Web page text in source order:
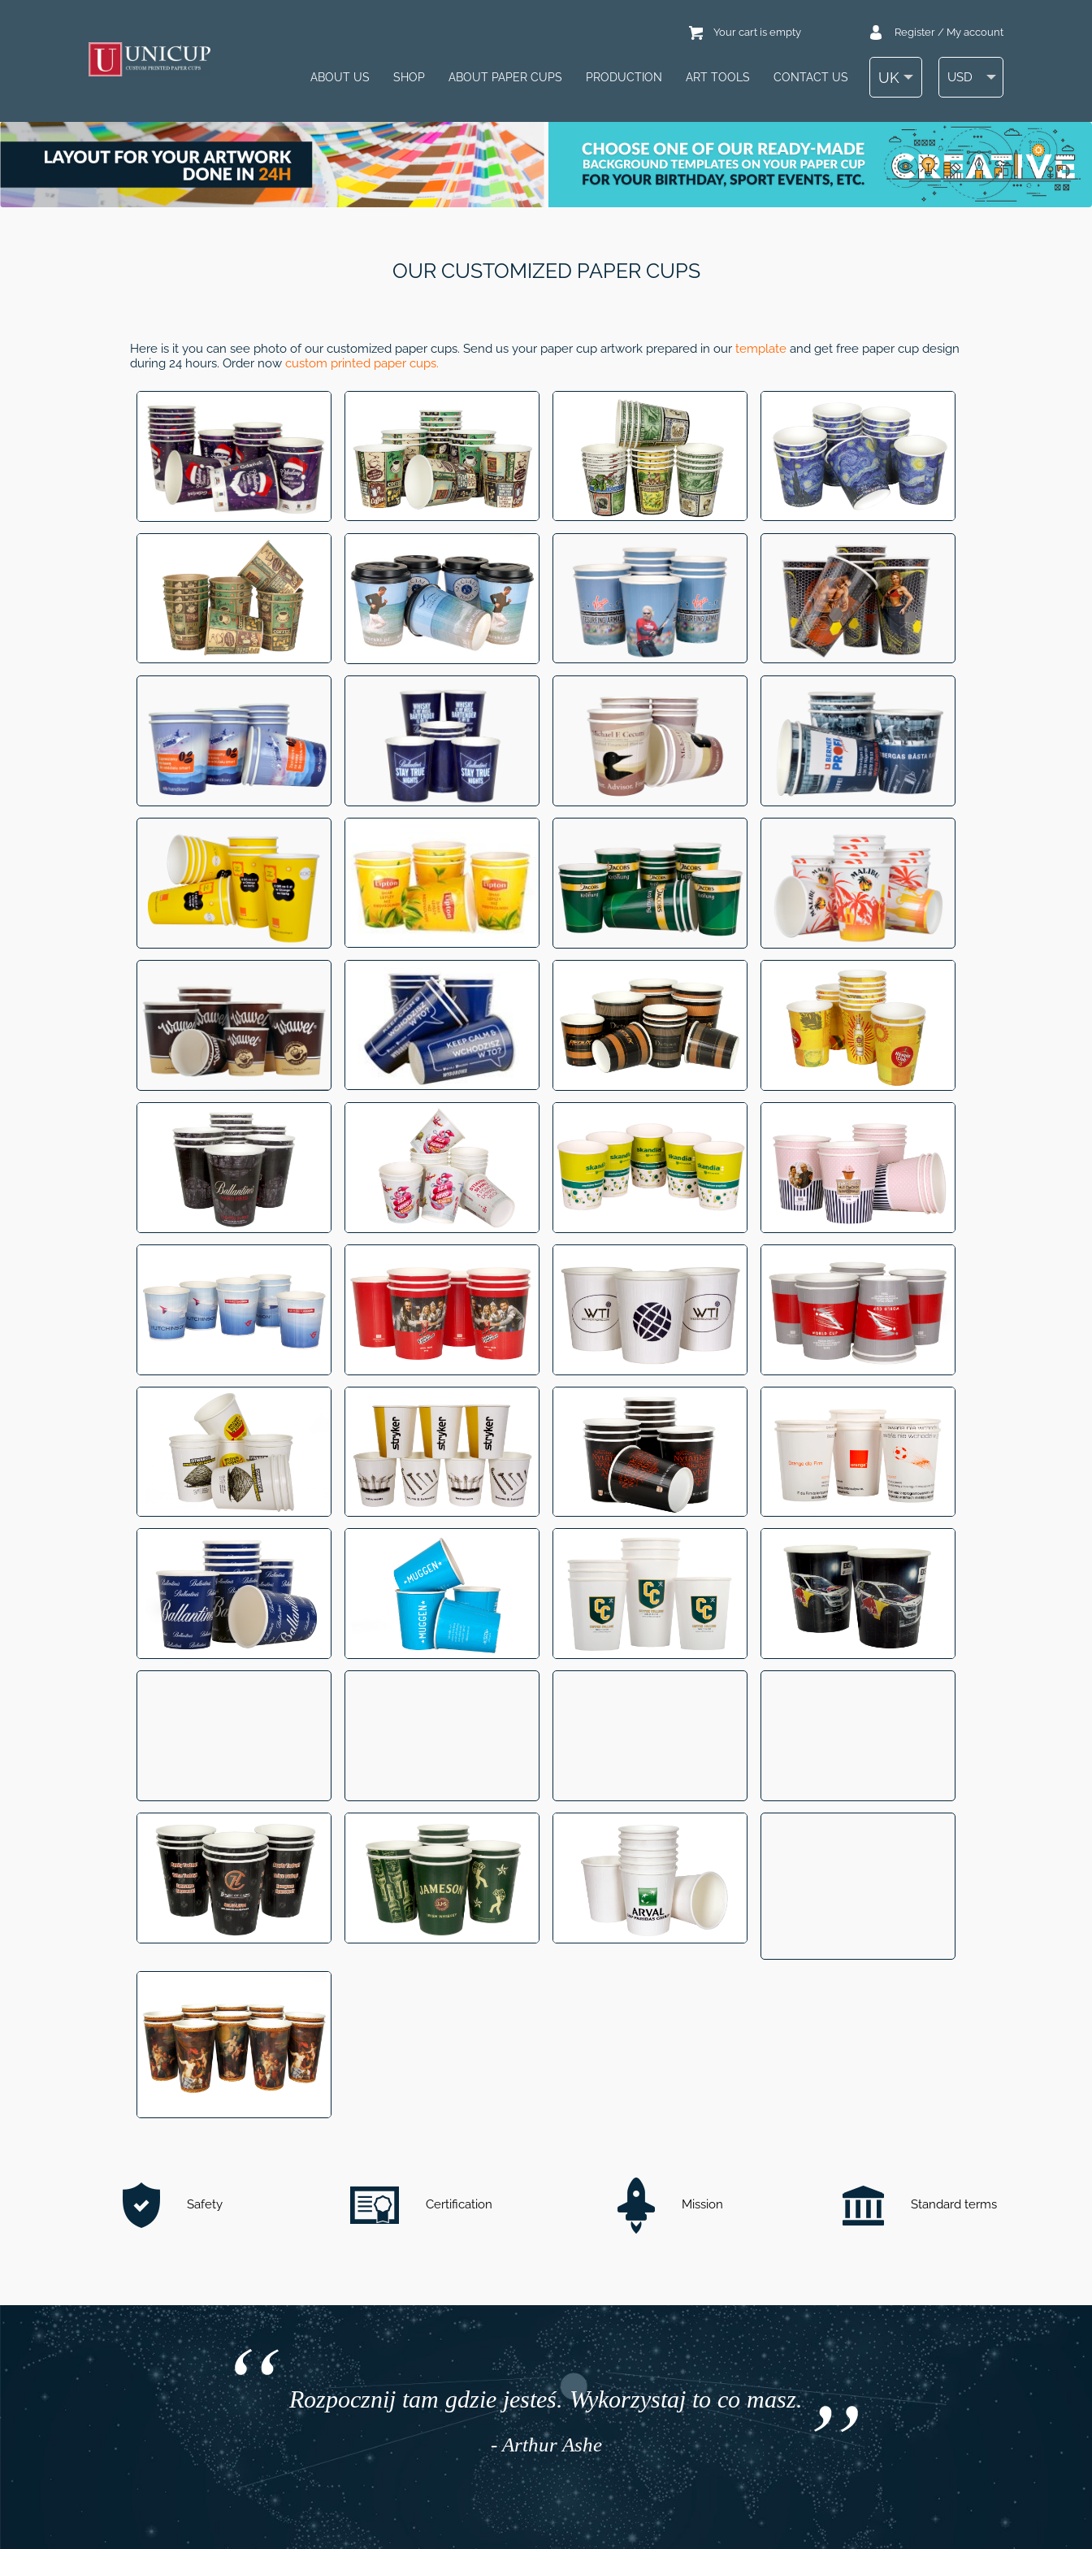
Your cart is empty Register / My account
ABOUT US SHOP ABOUT PAPER CUPS PRODUCTION ART TOOLS CONTACT US UK USD
OUR CUSTOMIZED PAPER CUPS
Here is it you can see photo of our customized paper cups. Send us your paper cup artwork prepared in our template and get free paper cup design
during 24 hours. Order now custom printed paper cups.
Safety Certification Mission Standard terms
Rozpocznij tam gdzie jesteś. Wykorzystaj to co masz.
- Arthur Ashe
Twoje życie staje się lepsze nie przez przypadek,
ale dzięki zmianie
- Jim Rohn